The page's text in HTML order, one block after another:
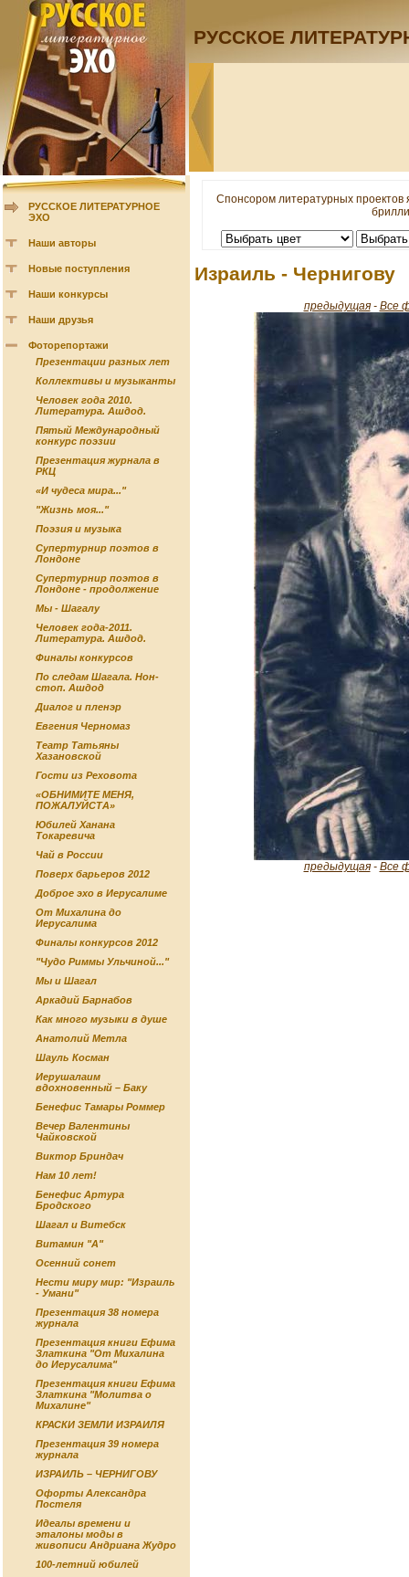
РУССКОЕ
РУССКОЕ ЛИТЕРАТУРНОЕ
ЭХО
Наши авторы
Новые поступления
Наши конкурсы
Наши друзья
Фоторепортажи
Презентации разных лет
Коллективы и музыканты
Человек года 2010.
Литература. Ашдод.
Пятый Международный
конкурс поэзии
Презентация журнала в
РКЦ
«И чудеса мира..."
"Жизнь моя..."
Поэзия и музыка
Супертурнир поэтов в
Лондоне
Супертурнир поэтов в
Лондоне - продолжение
Мы - Шагалу
Человек года-2011.
Литература. Ашдод.
Финалы конкурсов
По следам Шагала. Нон-
стоп. Ашдод
Диалог и пленэр
Евгения Черномаз
Театр Татьяны
Хазановской
Гости из Реховота
«ОБНИМИТЕ МЕНЯ,
ПОЖАЛУЙСТА»
Юбилей Ханана
Токаревича
Чай в России
Поверх барьеров 2012
Доброе эхо в Иерусалиме
От Михалина до
Иерусалима
Финалы конкурсов 2012
"Чудо Риммы Ульчиной..."
Мы и Шагал
Аркадий Барнабов
Как много музыки в душе
Анатолий Метла
Шауль Косман
Иерушалаим
вдохновенный – Баку
Бенефис Тамары Роммер
Вечер Валентины
Чайковской
Виктор Бриндач
Нам 10 лет!
Бенефис Артура
Бродского
Шагал и Витебск
Витамин "А"
Осенний сонет
Нести миру мир: "Израиль
- Умани"
Презентация 38 номера
журнала
Презентация книги Ефима
Златкина "От Михалина
до Иерусалима"
Презентация книги Ефима
Златкина "Молитва о
Михалине"
КРАСКИ ЗЕМЛИ ИЗРАИЛЯ
Презентация 39 номера
журнала
ИЗРАИЛЬ – ЧЕРНИГОВУ
Офорты Александра
Постеля
Идеалы времени и
эталоны моды в
живописи Андриана Жудро
100-летний юбилей
Спонсором литературных
Израиль - Чернигову
предыдущая- Все
предыдущая- Все